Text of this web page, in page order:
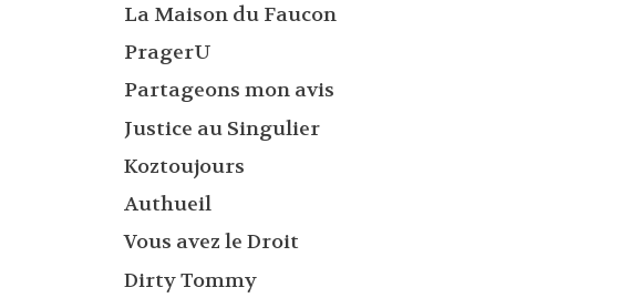
La Maison du Faucon
PragerU
Partageons mon avis
Justice au Singulier
Koztoujours
Authueil
Vous avez le Droit
Dirty Tommy